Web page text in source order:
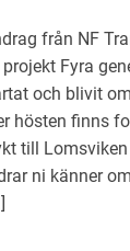
från NF
Fyra
och blivit
hösten finns
till
ni känner